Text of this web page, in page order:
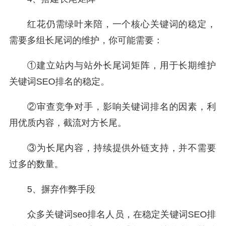
红花仍需绿叶来陪，一个核心关键词的稳定，
需要多组长尾词的维护，你可能需要：
①建立站内与站外长尾词矩阵，用于长期维护
关键词SEO排名的稳定。
②审查竞争对手，影响关键词排名的因素，利
用优质内容，截流对方长尾。
③为长尾内容，持续提供外链支持，并不需要
过多的数量。
5、摒弃作弊手段
众多关键词seo排名人员，在稳定关键词SEO排